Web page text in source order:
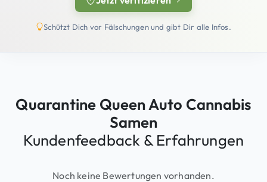
(öffnet in neuem Tab)
Schützt Dich vor Fälschungen und gibt Dir alle Infos.
Quarantine Queen Auto Cannabis
Samen
Kundenfeedback & Erfahrungen
Noch keine Bewertungen vorhanden.